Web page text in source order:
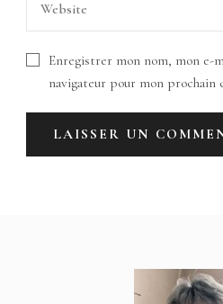
Enregistrer mon nom, mon e-
navigateur pour mon prochain